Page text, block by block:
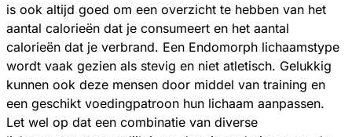
is ook altijd goed om een overzicht te hebben van het
aantal calorieën dat je consumeert en het aantal
calorieën dat je verbrand. Een Endomorph lichaamstype
wordt vaak gezien als stevig en niet atletisch. Gelukkig
kunnen ook deze mensen door middel van training en
een geschikt voedingpatroon hun lichaam aanpassen.
Let wel op dat een combinatie van diverse